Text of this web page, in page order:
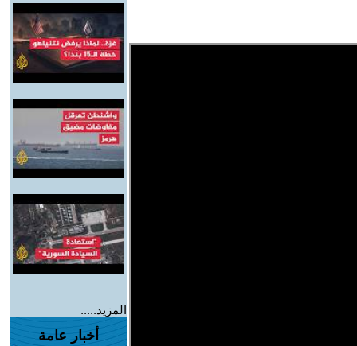
المزيد.....
أخبار عامة